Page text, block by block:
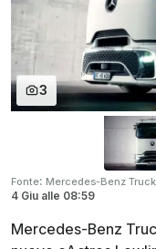
3
Fonte: Mercedes-Benz
4 Giu alle 08:59
Mercedes-Benz